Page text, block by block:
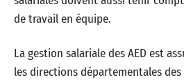
de travail en équipe.
La gestion salariale des AED est
les directions départementales